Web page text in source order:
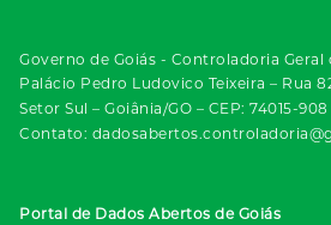
Governo de Goiás - Controladoria Geral
Palácio Pedro Ludovico Teixeira – Rua
Setor Sul – Goiânia/GO – CEP: 74015-908
Contato:
Portal de Dados Abertos de Goiás